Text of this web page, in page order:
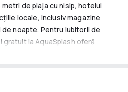
de plaja cu nisip, hotelul
locale, inclusiv magazine
de noapte. Pentru iubitorii de
la AquaSplash oferă
este un paradis pentru cei